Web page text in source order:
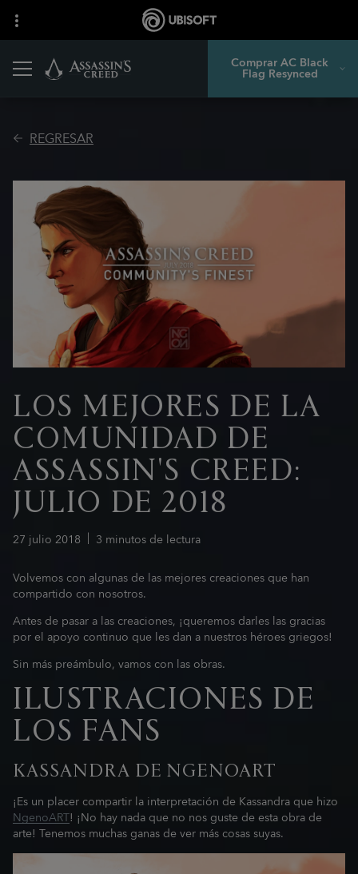
Comprar AC Black
Flag Resynced
REGRESAR
27 julio 2018 3 minutos de lectura
LOS MEJORES DE LA
COMUNIDAD DE
ASSASSIN'S CREED:
JULIO DE 2018
Volvemos con algunas de las mejores creaciones que han
compartido con nosotros.
Antes de pasar a las creaciones, ¡queremos darles las gracias
por el apoyo continuo que les dan a nuestros héroes griegos!
Sin más preámbulo, vamos con las obras.
ILUSTRACIONES DE
LOS FANS
KASSANDRA DE NGENOART
¡Es un placer compartir la interpretación de Kassandra que hizo
NgenoART! ¡No hay nada que no nos guste de esta obra de
arte! Tenemos muchas ganas de ver más cosas suyas.